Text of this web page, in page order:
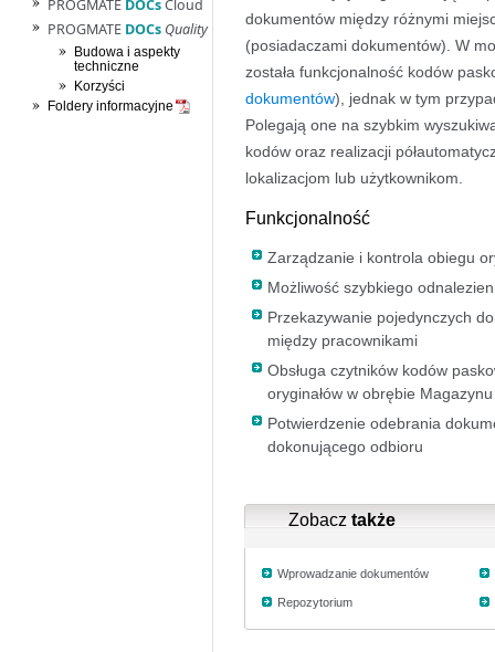
PROGMATE DOCsCloud
PROGMATE DOCs Quality
Budowa i aspekty
techniczne
Korzyści
Foldery informacyjne
dokumentów między różnymi
(posiadaczami dokumentów). W
została funkcjonalność kodów
dokumentów), jednak w tym
Polegają one na szybkim
kodów oraz realizacji
lokalizacjom lub użytkownikom.
Funkcjonalność
Zarządzanie i kontrola obiegu
Możliwość szybkiego
Przekazywanie pojedynczych
między pracownikami
Obsługa czytników kodów
oryginałów w obrębie Magazynu
Potwierdzenie odebrania
dokonującego odbioru
Zobacz także
Wprowadzanie dokumentów
Repozytorium